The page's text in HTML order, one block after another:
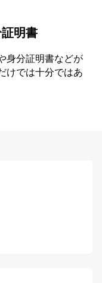
明書
身分証明書などが
けでは十分ではあ